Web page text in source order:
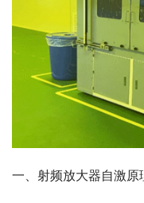
一、射频放大器自激原